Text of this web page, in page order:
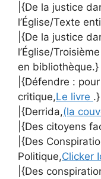
|{De la justice
l’Église/Texte
|{De la justice
l’Église/
en bibliothèque.}
|{Défendre :
critique,Le livre .}
|{Derrida,(la
|{Des citoyens
|{Des
Politique,Clicker
|{Des